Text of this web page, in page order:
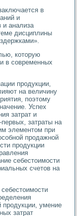
в
и
и анализа
дисциплины
которую
в современных
продукции,
на величину
поэтому
Успех
затрат и
затраты на
элементом при
продажной
продукции
себестоимости
счетов на
умение
затрат